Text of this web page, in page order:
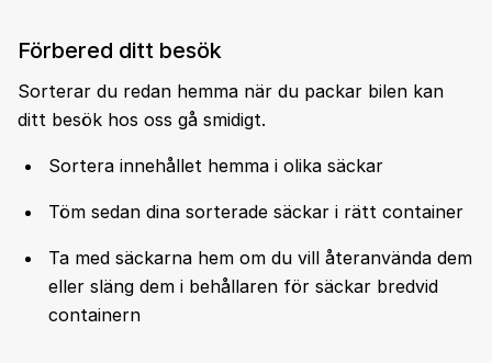
Förbered ditt besök
Sorterar du redan hemma när du packar bilen kan
ditt besök hos oss gå smidigt.
Sortera innehållet hemma i olika säckar
Töm sedan dina sorterade säckar i rätt container
Ta med säckarna hem om du vill återanvända dem
eller släng dem i behållaren för säckar bredvid
containern